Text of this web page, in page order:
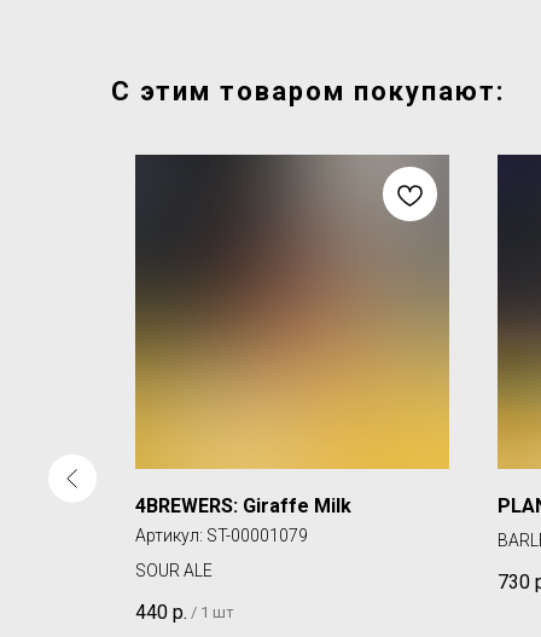
С этим товаром покупают:
4BREWERS: Giraffe Milk
Артикул: ST-00001079
SOUR ALE
440 р. / 1 шт
730